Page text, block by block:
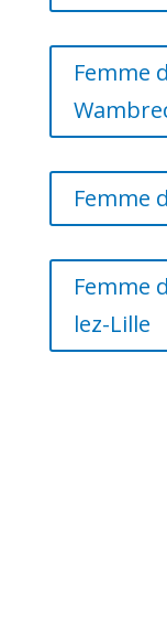
Femme
Femme
Femme
lez-Lille